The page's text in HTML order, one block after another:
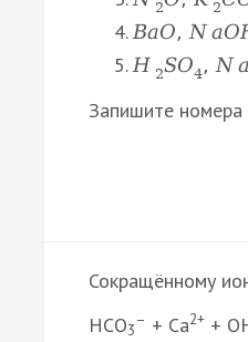
2 2
BaO, N aO
H 2SO4, N a
Запишите
Сокращённому
HCO3
– + Ca2+ +